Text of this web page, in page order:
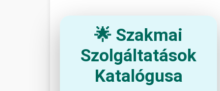
🌟 Szakmai
Szolgáltatások
Katalógusa